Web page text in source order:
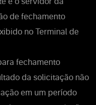
e o servidor da
de fechamento
no Terminal de
fechamento
da solicitação não
em um período